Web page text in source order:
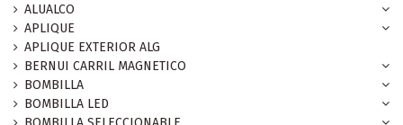
ALUALCO
APLIQUE
APLIQUE EXTERIOR ALG
BERNUI CARRIL MAGNETICO
BOMBILLA
BOMBILLA LED